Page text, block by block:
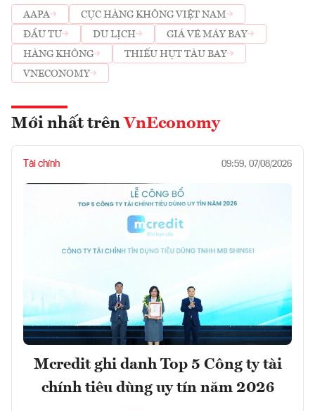
AAPA
CỤC HÀNG KHÔNG VIỆT NAM
ĐẦU TƯ
DU LỊCH
GIÁ VÉ MÁY BAY
HÀNG KHÔNG
THIẾU HỤT TÀU BAY
VNECONOMY
Mới nhất trên VnEconomy
Tài chính 09:59, 07/08/2026
Mcredit ghi danh Top 5 Công ty tài
chính tiêu dùng uy tín năm 2026